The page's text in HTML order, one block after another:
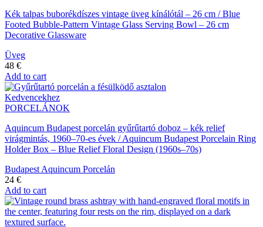
Kék talpas buborékdíszes vintage üveg kínálótál – 26 cm / Blue
Footed Bubble-Pattern Vintage Glass Serving Bowl – 26 cm
Decorative Glassware
Üveg
48 €
Add to cart
Kedvencekhez
PORCELÁNOK
Aquincum Budapest porcelán gyűrűtartó doboz – kék relief
virágmintás, 1960–70-es évek / Aquincum Budapest Porcelain Ring
Holder Box – Blue Relief Floral Design (1960s–70s)
Budapest Aquincum Porcelán
24 €
Add to cart